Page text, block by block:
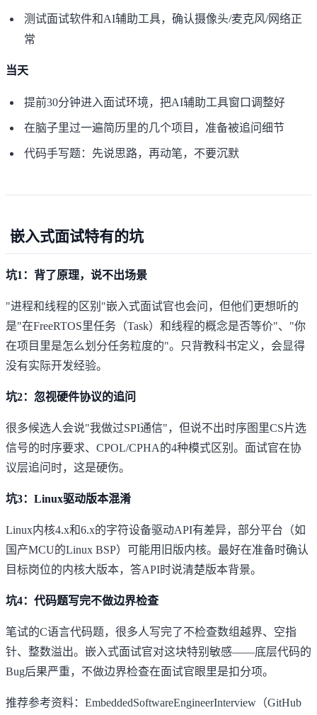
测试面试软件和AI辅助工具，确认摄像头/麦克风/网络正
常
当天
提前30分钟进入面试环境，把AI辅助工具窗口调整好
在脑子里过一遍简历里的几个项目，准备被追问细节
代码手写题：先说思路，再动笔，不要沉默
嵌入式面试特有的坑
坑1：背了原理，说不出场景
"进程和线程的区别"嵌入式面试官也会问，但他们更想听的
是"在FreeRTOS里任务（Task）和线程的概念是否等价"、"你
在项目里是怎么划分任务粒度的"。只背教科书定义，会显得
没有实际开发经验。
坑2：忽视硬件协议的追问
很多候选人会说"我做过SPI通信"，但说不出时序图里CS片选
信号的时序要求、CPOL/CPHA的4种模式区别。面试官在协
议层追问时，这是硬伤。
坑3：Linux驱动版本混淆
Linux内核4.x和6.x的字符设备驱动API有差异，部分平台（如
国产MCU的Linux BSP）可能用旧版内核。最好在准备时确认
目标岗位的内核大版本，答API时说清楚版本背景。
坑4：代码题写完不做边界检查
笔试的C语言代码题，很多人写完了不检查数组越界、空指
针、整数溢出。嵌入式面试官对这块特别敏感——底层代码的
Bug后果严重，不做边界检查在面试官眼里是扣分项。
推荐参考资料： EmbeddedSoftwareEngineerInterview （GitHub